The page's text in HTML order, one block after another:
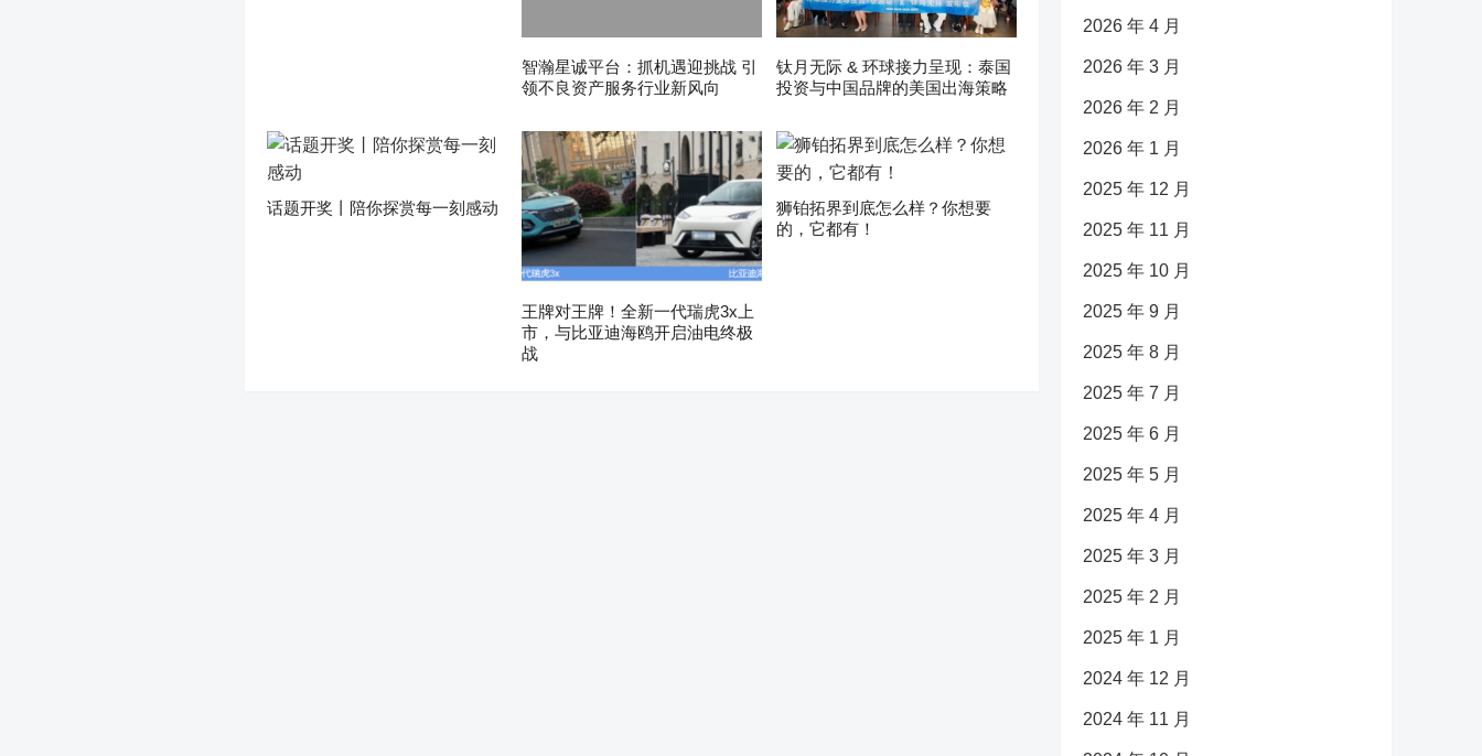
智瀚星诚平台：抓机遇迎挑战 引
领不良资产服务行业新风向
钛月无际 & 环球接力呈现：泰国
投资与中国品牌的美国出海策略
话题开奖丨陪你探赏每一刻感动
王牌对王牌！全新一代瑞虎3x上
市，与比亚迪海鸥开启油电终极
战
狮铂拓界到底怎么样？你想要
的，它都有！
2026 年 4 月
2026 年 3 月
2026 年 2 月
2026 年 1 月
2025 年 12 月
2025 年 11 月
2025 年 10 月
2025 年 9 月
2025 年 8 月
2025 年 7 月
2025 年 6 月
2025 年 5 月
2025 年 4 月
2025 年 3 月
2025 年 2 月
2025 年 1 月
2024 年 12 月
2024 年 11 月